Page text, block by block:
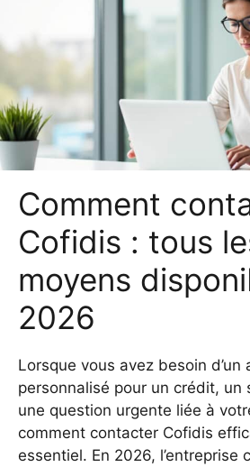
Comment
Cofidis : tous
moyens
2026
Lorsque vous avez besoin d’un
personnalisé pour un crédit, un
une question urgente liée à
comment contacter Cofidis
essentiel. En 2026, l’entreprise